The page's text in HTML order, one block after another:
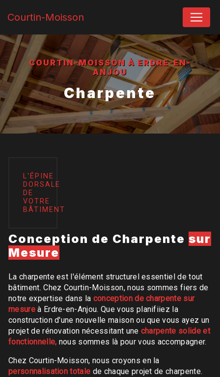
Courtin-Moisson
COURTIN-MOISSON À ERDRE-EN-
ANJOU
Charpente
L'ÉPINE
DORSALE
DE
VOTRE
BÂTIMENT
Conception de Charpente sur
Mesure
La charpente est l'élément structurel essentiel de tout
bâtiment. Chez Courtin-Moisson, nous sommes fiers de
notre expertise dans la conception de charpente sur
mesureà Erdre-en-Anjou. Que vous planifiiez la
construction d'une nouvelle maison ou que vous ayez un
projet de rénovation nécessitant une charpente solide et
fonctionnelle, nous sommes là pour vous accompagner.
Chez Courtin-Moisson, nous croyons en la
personnalisation totale de chaque projet de charpente.